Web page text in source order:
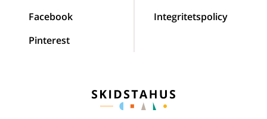
Facebook
Pinterest
Integritetspolicy